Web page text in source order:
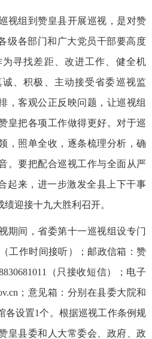
视组到赞皇县开展巡视，是对赞
级各部门和广大党员干部要高度
寻找差距、改进工作、健全机
、积极、主动接受省委巡视监
，客观公正反映问题，让巡视组
皇把各项工作做得更好。对于巡
，照单全收，逐条梳理分析，确
。要把配合巡视工作与全面从严
起来，进一步激发全县上下干事
迎接十九大胜利召开。
期间，省委第十一巡视组设专门
工作时间接听）；邮政信箱：赞
（只接收短信）；电子
；意见箱：分别在县委大院和
各设置1个。根据巡视工作条例规
皇县委和人大常委会、政府、政